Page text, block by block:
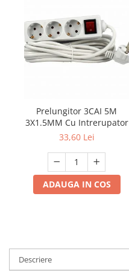
Prelungitor 3CAI 5M
3X1.5MM Cu Intrerupator
33,60 Lei
ADAUGA IN COS
Descriere